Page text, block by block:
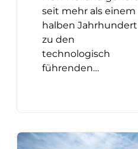
seit mehr als einem
halben Jahrhundert
zu den
technologisch
führenden…